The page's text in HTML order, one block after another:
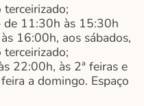
11:30h às 15:30h
16:00h, aos sábados,
22:00h, às 2ª feiras e
a domingo. Espaço